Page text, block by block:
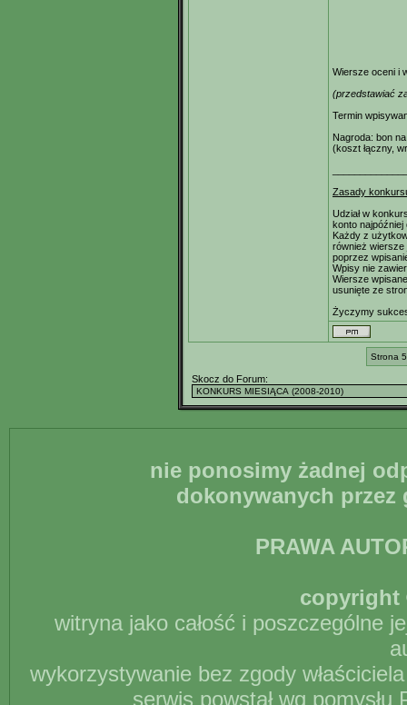
Wiersze oceni i
(przedstawiać
Termin
Nagroda: bon
(koszt łączny,
Zasady
Udział w
konto najpóźniej
Każdy z
również wiersze
poprzez
Wpisy nie
Wiersze
usunięte ze
Życzymy
Strona
Skocz do Forum:
nie ponosimy żadnej
dokonywanych
PRAWA
copyright
witryna jako całość i poszczególne
wykorzystywanie bez zgody
serwis powstał wg